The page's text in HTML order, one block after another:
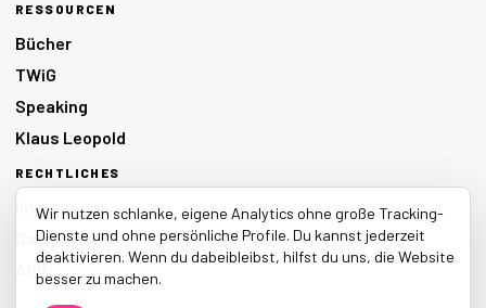
RESSOURCEN
Bücher
TWiG
Speaking
Klaus Leopold
RECHTLICHES
Impressum
Datenschutz
AGB
Wir nutzen schlanke, eigene Analytics ohne große Tracking-
Dienste und ohne persönliche Profile. Du kannst jederzeit
deaktivieren. Wenn du dabeibleibst, hilfst du uns, die Website
besser zu machen.